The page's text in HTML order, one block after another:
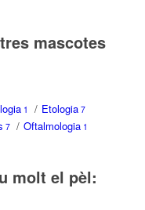
mascotes
1 / Etologia7
7 / Oftalmologia1
molt el pèl: